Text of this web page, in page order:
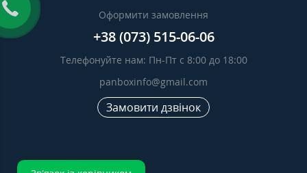
Оформити замовлення
+38 (073) 515-06-06
Телефонуйте нам: Пн-Пт с 8:00 до 18:00
panboxinfo@gmail.com
Замовити дзвінок